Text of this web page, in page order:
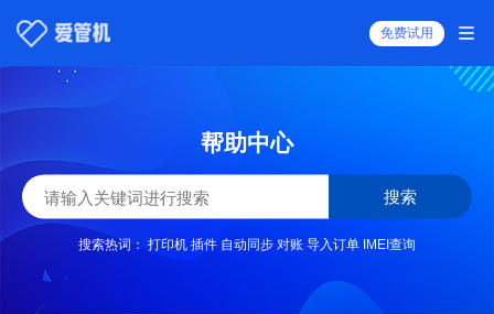
免费试用
帮助中心
搜索
搜索热词： 打印机 插件 自动同步 对账 导入订单 IMEI查询